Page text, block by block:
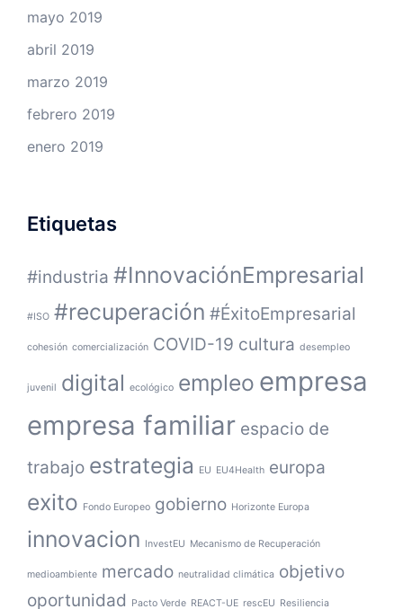
mayo 2019
abril 2019
marzo 2019
febrero 2019
enero 2019
Etiquetas
#industria #InnovaciónEmpresarial
#ISO #recuperación #ÉxitoEmpresarial
cohesión comercialización COVID-19 cultura desempleo
juvenil digital ecológico empleo empresa
empresa familiar espacio de
trabajo estrategia EU EU4Health europa
exito Fondo Europeo gobierno Horizonte Europa
innovacion InvestEU Mecanismo de Recuperación
medioambiente mercado neutralidad climática objetivo
oportunidad
Pacto Verde REACT-UE rescEU Resiliencia